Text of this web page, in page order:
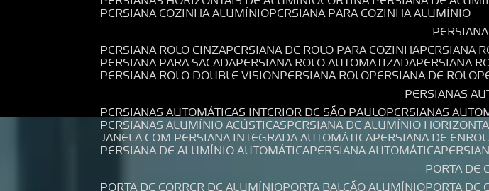
PERSIANA COZINHA ALUMÍNIO PERSIANA PARA COZINHA ALUMÍNIO
PERSIANA ROLO CINZA PERSIANA DE ROLO PARA COZINHA PERSIANA
PERSIANA PARA SACADA PERSIANA ROLO AUTOMATIZADA PERSIANA
PERSIANA ROLO DOUBLE VISION PERSIANA ROLO PERSIANA DE ROLO
PERSIANAS
PERSIANAS AUTOMÁTICAS INTERIOR DE SÃO PAULO PERSIANAS
PERSIANAS ALUMÍNIO ACÚSTICAS PERSIANA DE ALUMÍNIO
JANELA COM PERSIANA INTEGRADA AUTOMÁTICA PERSIANA DE
PERSIANA DE ALUMÍNIO AUTOMÁTICA PERSIANA AUTOMÁTICA
PORTA DE
PORTA DE CORRER DE ALUMÍNIO PORTA BALCÃO ALUMÍNIO PORTA